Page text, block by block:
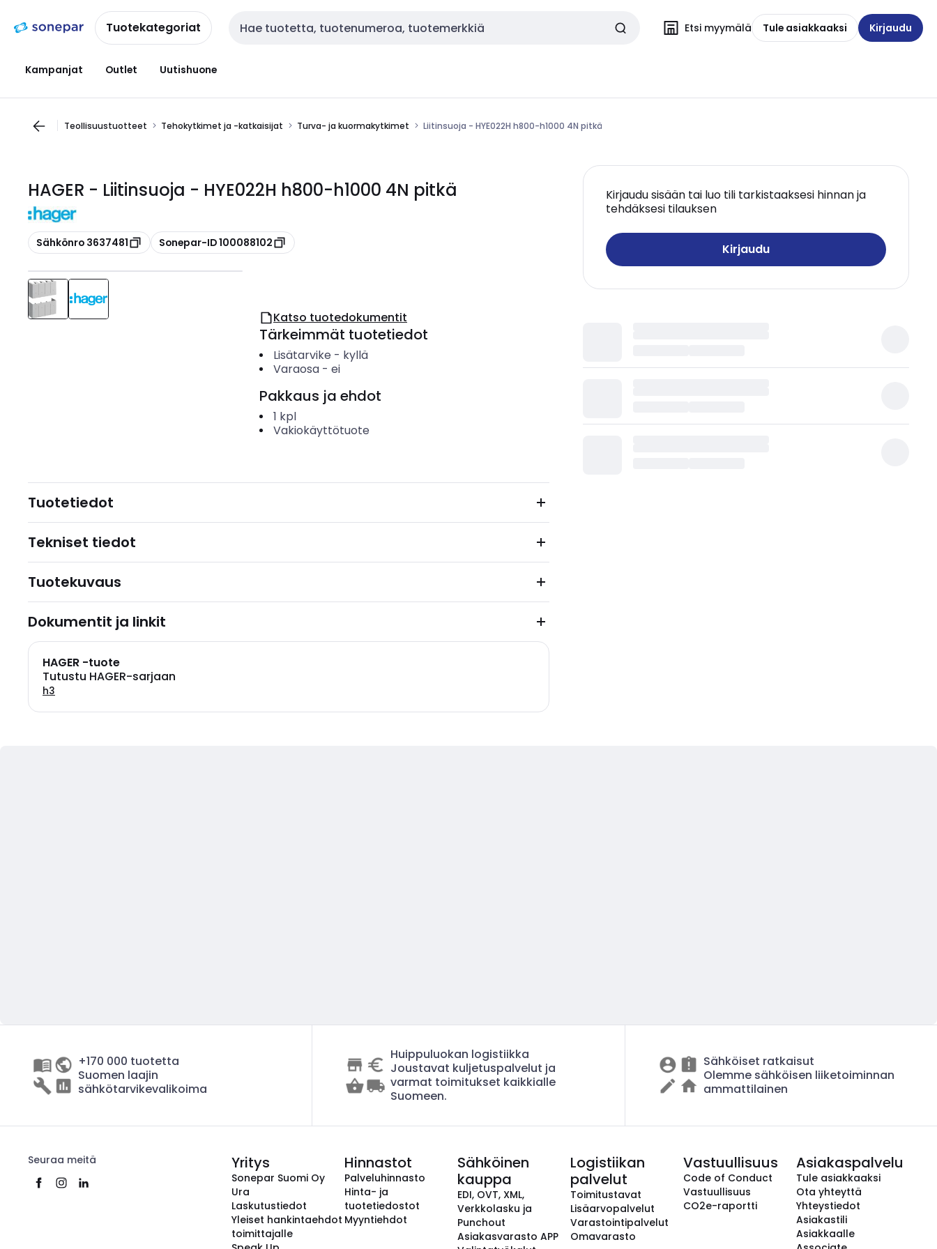
navigointiinsisältöönTuotekategoriat Haku Etsi myymälä Tule asiakkaaksi Kirjaudu
Kampanjat Outlet Uutishuone
Teollisuustuotteet Tehokytkimet ja -katkaisijat Turva- ja kuormakytkimet Liitinsuoja - HYE022H h800-h1000 4N pitkä
HAGER - Liitinsuoja - HYE022H h800-h1000 4N pitkä
Kopioi
Sähkönro 3637481 Kopioi
Sonepar-ID 100088102
Kirjaudu sisään tai luo tili tarkistaaksesi hinnan ja
tehdäksesi tilauksen
Kirjaudu
Katso tuotedokumentit
Tärkeimmät tuotetiedot
Lisätarvike - kyllä
Varaosa- ei
Pakkaus ja ehdot
1 kpl
Vakiokäyttötuote
Tuotetiedot
Tekniset tiedot
Tuotekuvaus
Dokumentit ja linkit
HAGER -tuote
Tutustu HAGER-sarjaan
h3
+170 000 tuotetta
Suomen laajin
sähkötarvikevalikoima
Huippuluokan logistiikka
Joustavat kuljetuspalvelut ja
varmat toimitukset kaikkialle
Suomeen.
Sähköiset ratkaisut
Olemme sähköisen liiketoiminnan
ammattilainen
Seuraa meitä Yritys
Sonepar Suomi Oy
Ura
Laskutustiedot
Yleiset hankintaehdot
toimittajalle
Hinnastot
Palveluhinnasto
Hinta- ja
tuotetiedostot
Myyntiehdot
Sähköinen
kauppa
EDI, OVT, XML,
Verkkolasku ja
Punchout
Asiakasvarasto APP
Logistiikan
palvelut
Toimitustavat
Lisäarvopalvelut
Varastointipalvelut
Omavarasto
Vastuullisuus
Code of Conduct
Vastuullisuus
CO2e-raportti
Asiakaspalvelu
Tule asiakkaaksi
Ota yhteyttä
Yhteystiedot
Asiakastili
Asiakkaalle